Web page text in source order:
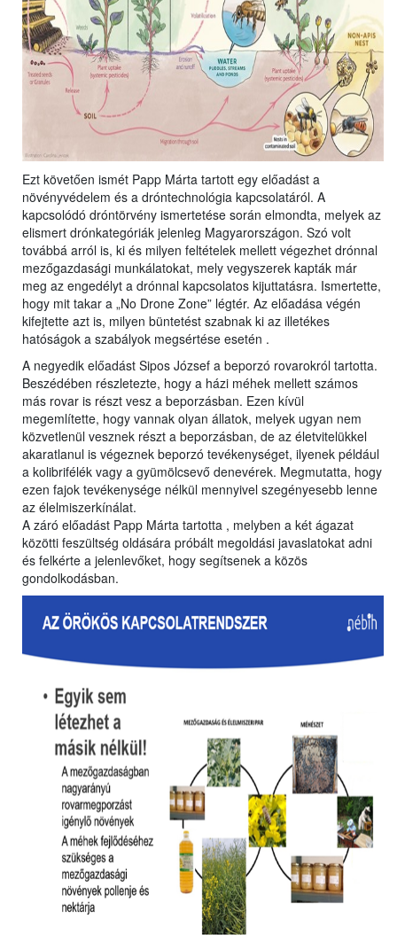
Ezt követően ismét Papp Márta tartott egy előadást a
növényvédelem és a dróntechnológia kapcsolatáról. A
kapcsolódó dróntörvény ismertetése során elmondta, melyek az
elismert drónkategóriák jelenleg Magyarországon. Szó volt
továbbá arról is, ki és milyen feltételek mellett végezhet drónnal
mezőgazdasági munkálatokat, mely vegyszerek kapták már
meg az engedélyt a drónnal kapcsolatos kijuttatásra. Ismertette,
hogy mit takar a „No Drone Zone” légtér. Az előadása végén
kifejtette azt is, milyen büntetést szabnak ki az illetékes
hatóságok a szabályok megsértése esetén .
A negyedik előadást Sipos József a beporzó rovarokról tartotta.
Beszédében részletezte, hogy a házi méhek mellett számos
más rovar is részt vesz a beporzásban. Ezen kívül
megemlítette, hogy vannak olyan állatok, melyek ugyan nem
közvetlenül vesznek részt a beporzásban, de az életvitelükkel
akaratlanul is végeznek beporzó tevékenységet, ilyenek például
a kolibrifélék vagy a gyümölcsevő denevérek. Megmutatta, hogy
ezen fajok tevékenysége nélkül mennyivel szegényesebb lenne
az élelmiszerkínálat.
A záró előadást Papp Márta tartotta , melyben a két ágazat
közötti feszültség oldására próbált megoldási javaslatokat adni
és felkérte a jelenlevőket, hogy segítsenek a közös
gondolkodásban.